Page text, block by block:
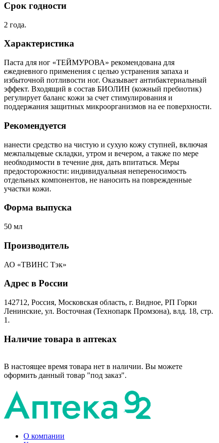
Срок годности
2 года.
Характеристика
Паста для ног «ТЕЙМУРОВА» рекомендована для
ежедневного применения с целью устранения запаха и
избыточной потливости ног. Оказывает антибактериальный
эффект. Входящий в состав БИОЛИН (кожный пребиотик)
регулирует баланс кожи за счет стимулирования и
поддержания защитных микроорганизмов на ее поверхности.
Рекомендуется
нанести средство на чистую и сухую кожу ступней, включая
межпальцевые складки, утром и вечером, а также по мере
необходимости в течение дня, дать впитаться. Меры
предосторожности: индивидуальная непереносимость
отдельных компонентов, не наносить на поврежденные
участки кожи.
Форма выпуска
50 мл
Производитель
АО «ТВИНС Тэк»
Адрес в России
142712, Россия, Московская область, г. Видное, РП Горки
Ленинские, ул. Восточная (Технопарк Промзона), влд. 18, стр.
1.
Наличие товара в аптеках
В настоящее время товара нет в наличии. Вы можете
оформить данный товар "под заказ".
О компании